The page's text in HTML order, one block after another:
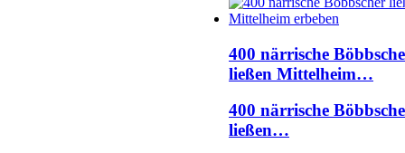
400 närrische
ließen Mittelheim…
400 närrische
ließen…